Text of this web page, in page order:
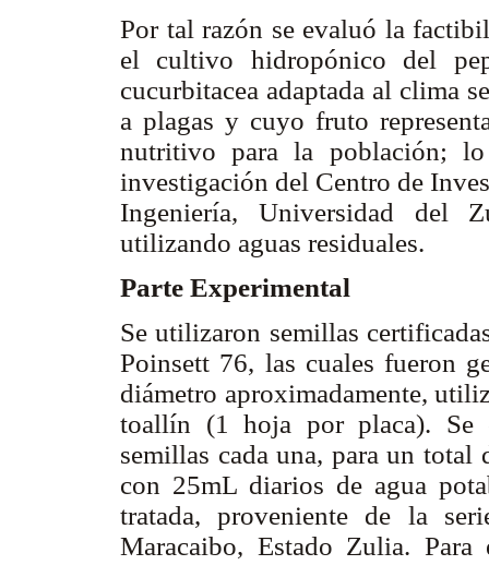
Por tal razón se evaluó la
el cultivo hidropónico del
cucurbitacea adaptada al clima
a plagas y cuyo fruto
nutritivo para la población;
investigación del Centro de
Ingeniería, Universidad del
utilizando aguas residuales.
Parte Experimental
Se utilizaron semillas
Poinsett 76, las cuales fueron
diámetro aproximadamente,
toallín (1 hoja por placa). Se
semillas cada una, para un total
con 25mL diarios de agua
tratada, proveniente de la
Maracaibo, Estado Zulia.